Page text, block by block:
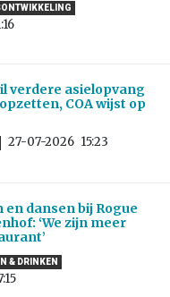
verdere asielopvang
COA wijst op
27-07-2026 15:23
dansen bij Rogue
‘We zijn meer
& DRINKEN